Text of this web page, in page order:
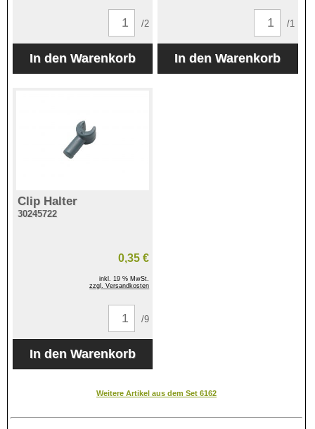
/2 /1
Clip Halter
30245722
0,35 €
inkl. 19 % MwSt.
zzgl. Versandkosten
/9
Weitere Artikel aus dem Set 6162